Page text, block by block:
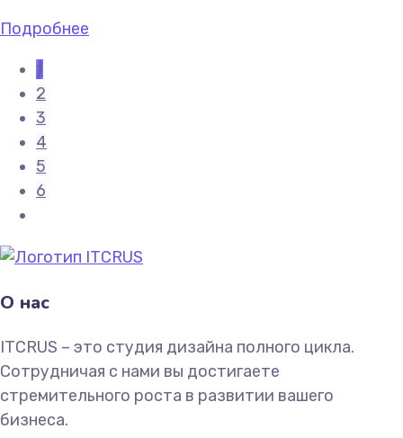
Подробнее
1
2
3
4
5
6
О нас
ITCRUS – это студия дизайна полного цикла.
Сотрудничая с нами вы достигаете
стремительного роста в развитии вашего
бизнеса.